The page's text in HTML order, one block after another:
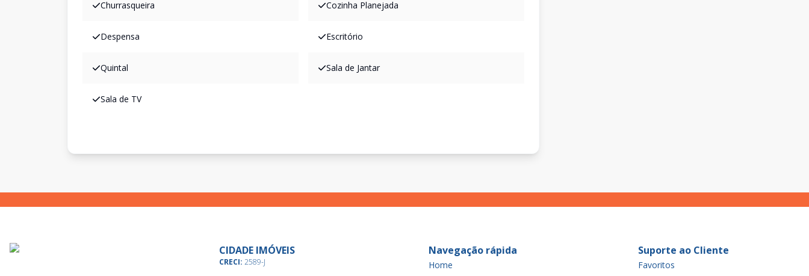
Churrasqueira Cozinha Planejada
Despensa Escritório
Quintal Sala de Jantar
Sala de TV
CIDADE IMÓVEIS
CRECI: 2589-J
Navegação rápida
Home
Suporte ao Cliente
Favoritos